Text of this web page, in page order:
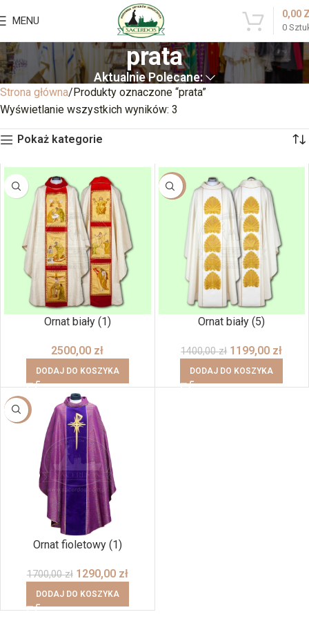
MENU
0
0,00
prata
Aktualnie Polecane:
Strona główna Produkty oznaczone “prata”
Wyświetlanie wszystkich wyników: 3
Pokaż kategorie
Ornat biały (1)
2500,00 zł
DODAJ DO KOSZYKA
-14%
Ornat biały (5)
1400,00zł 1199,00 zł
DODAJ DO KOSZYKA
-24%
Ornat fioletowy (1)
1700,00zł 1290,00 zł
DODAJ DO KOSZYKA